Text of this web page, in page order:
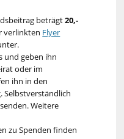
beträgt20,-
verlinkten Flyer
und geben ihn
oder im
ihn in den
Selbstverständlich
Weitere
zu Spenden finden